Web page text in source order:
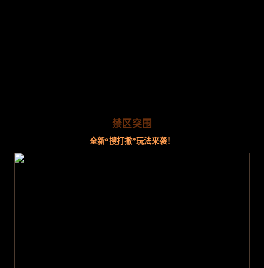
禁区突围
全新“搜打撤”玩法来袭！